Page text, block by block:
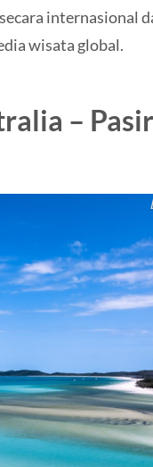
internasional
wisata global.
–